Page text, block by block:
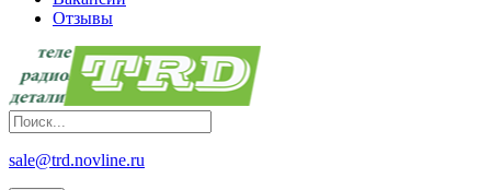
Отзывы
sale@trd.novline.ru